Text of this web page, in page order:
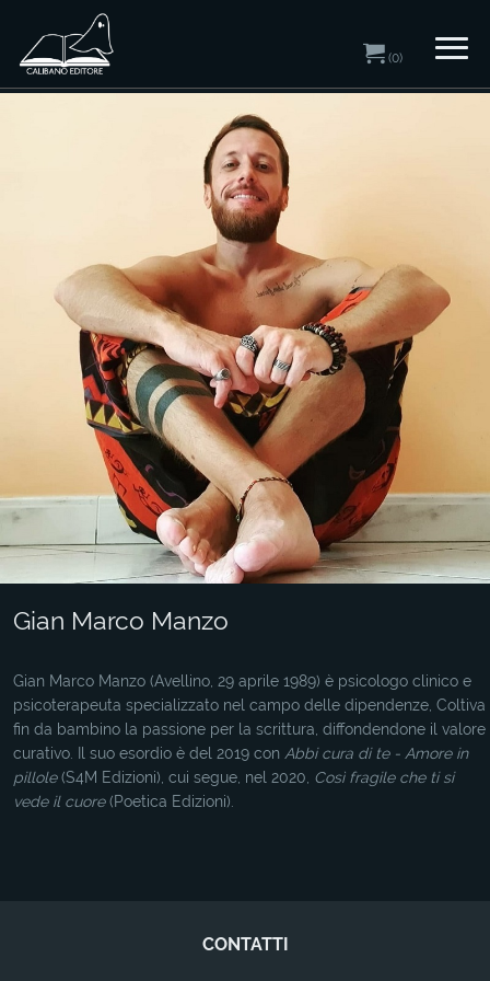
(0)
Home/ Autori
Gian Marco Manzo
Gian Marco Manzo (Avellino, 29 aprile 1989) è psicologo clinico e
psicoterapeuta specializzato nel campo delle dipendenze, Coltiva
fin da bambino la passione per la scrittura, diffondendone il valore
curativo. Il suo esordio è del 2019 con Abbi cura di te - Amore in
pillole(S4M Edizioni), cui segue, nel 2020, Così fragile che ti si
vede il cuore(Poetica Edizioni).
CONTATTI